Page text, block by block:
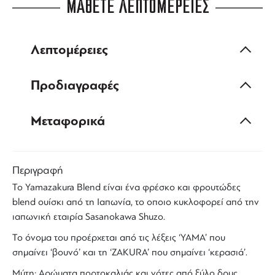
ΜΑΘΕΤΕ ΛΕΠΤΟΜΕΡΕΙΕΣ
Λεπτομέρειες
Προδιαγραφές
Μεταφορικά
Περιγραφή
Το Yamazakura Blend είναι ένα φρέσκο και φρουτώδες
blend ουίσκι από τη Ιαπωνία, το οποιο κυκλοφορεί από την
ιαπωνική εταιρία Sasanokawa Shuzo.
To όνομα του προέρχεται από τις λέξεις ‘YAMA’ που
σημαίνει ‘βουνό’ και τη ‘ZAKURA’ που σημαίνει ‘κερασιά’.